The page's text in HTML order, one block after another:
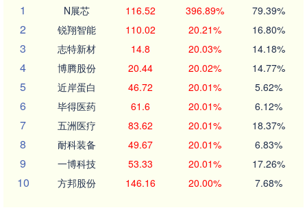
1
N展芯 116.52 396.89% 79.39%
2 锐翔智能 110.02 20.21% 16.80%
3 志特新材 14.8 20.03% 14.18%
4 博腾股份 20.44 20.02% 14.77%
5 近岸蛋白 46.72 20.01% 5.62%
6 毕得医药 61.6 20.01% 6.12%
7 五洲医疗 83.62 20.01% 18.37%
8 耐科装备 49.67 20.01% 6.83%
9 一博科技 53.33 20.01% 17.26%
10 方邦股份 146.16 20.00% 7.68%